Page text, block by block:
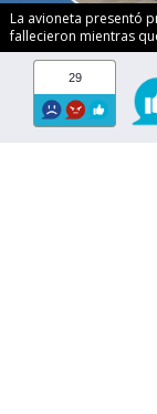
La avioneta presentó
fallecieron mientras
29